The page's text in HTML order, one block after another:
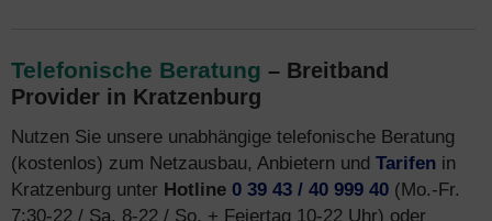
Telefonische Beratung – Breitband
Provider in Kratzenburg
Nutzen Sie unsere unabhängige telefonische Beratung
(kostenlos) zum Netzausbau, Anbietern und Tarifen in
Kratzenburg unter Hotline 0 39 43 / 40 999 40 (Mo.-Fr.
7:30-22 / Sa. 8-22 / So. + Feiertag 10-22 Uhr) oder